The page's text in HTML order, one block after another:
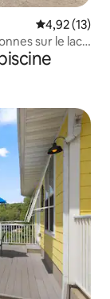
Évaluation
4,92 (13)
sur le lac